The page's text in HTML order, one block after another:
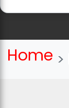
Home